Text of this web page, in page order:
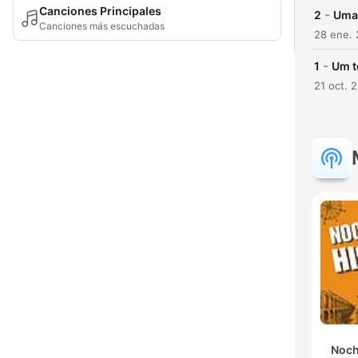
Canciones Principales
Canciones más escuchadas
2 -
28 ene.
1 - Um
21 oct.